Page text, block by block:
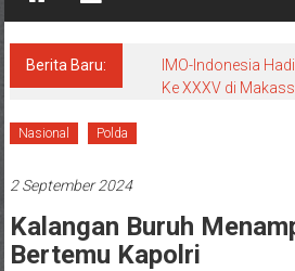
Aktual
Tuntas.
Berita Baru:
IMO-Indonesia
Ke XXXV di
Nasional Polda
2 September 2024
Kalangan Buruh
Bertemu Kapolri